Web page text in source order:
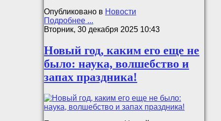
Опубликовано в Новости
Подробнее ...
Вторник, 30 декабря 2025 10:43
Новый год, каким его еще не
было: наука, волшебство и
запах праздника!